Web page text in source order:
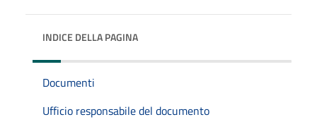
INDICE DELLA PAGINA
Documenti
Ufficio responsabile del documento